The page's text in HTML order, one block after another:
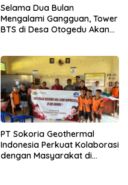
Selama Dua Bulan
Mengalami Gangguan, Tower
BTS di Desa Otogedu Akan
PT Sokoria Geothermal
Indonesia Perkuat Kolaborasi
dengan Masyarakat di